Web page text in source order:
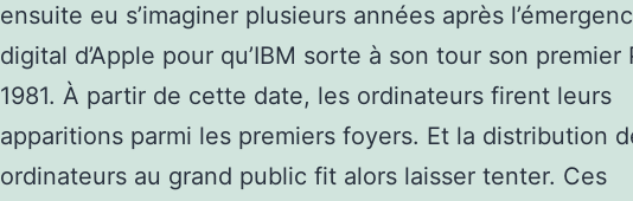
ensuite eu s’imaginer plusieurs années après
digital d’Apple pour qu’IBM sorte à son tour son premier
1981. À partir de cette date, les ordinateurs firent leurs
apparitions parmi les premiers foyers. Et la distribution
ordinateurs au grand public fit alors laisser tenter. Ces